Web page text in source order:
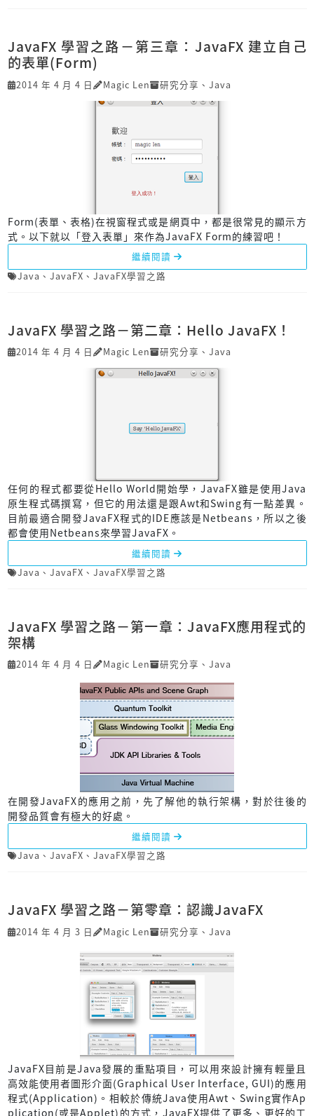
JavaFX 學習之路－第三章：JavaFX 建立自己
的表單(Form)
2014 年 4 月 4 日 Magic Len 研究分享 、 Java
Form(表單、表格)在視窗程式或是網頁中，都是很常見的顯示方
式。以下就以「登入表單」來作為JavaFX Form的練習吧！
繼續閱讀
Java 、 JavaFX 、 JavaFX學習之路
JavaFX 學習之路－第二章：Hello JavaFX！
2014 年 4 月 4 日 Magic Len 研究分享 、 Java
任何的程式都要從Hello World開始學，JavaFX雖是使用Java
原生程式碼撰寫，但它的用法還是跟Awt和Swing有一點差異。
目前最適合開發JavaFX程式的IDE應該是Netbeans，所以之後
都會使用Netbeans來學習JavaFX。
繼續閱讀
Java 、 JavaFX 、 JavaFX學習之路
JavaFX 學習之路－第一章：JavaFX應用程式的
架構
2014 年 4 月 4 日 Magic Len 研究分享 、 Java
在開發JavaFX的應用之前，先了解他的執行架構，對於往後的
開發品質會有極大的好處。
繼續閱讀
Java 、 JavaFX 、 JavaFX學習之路
JavaFX 學習之路－第零章：認識JavaFX
2014 年 4 月 3 日 Magic Len 研究分享 、 Java
JavaFX目前是Java發展的重點項目，可以用來設計擁有輕量且
高效能使用者圖形介面(Graphical User Interface, GUI)的應用
程式(Application)。相較於傳統Java使用Awt、Swing實作Ap
plication(或是Applet)的方式，JavaFX提供了更多、更好的工